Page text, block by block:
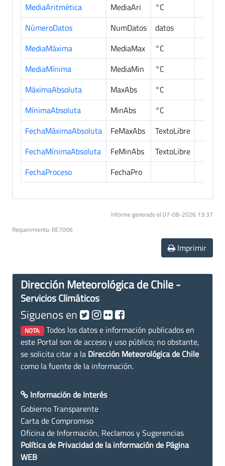
MediaAritmética
MediaAri
°C
NúmeroDatos
NumDatos
datos
MediaMáxima
MediaMax
°C
MediaMínima
MediaMin
°C
MáximaAbsoluta
MaxAbs
°C
MínimaAbsoluta
MinAbs
°C
FechaMáximaAbsoluta
FeMaxAbs
TextoLibre
FechaMínimaAbsoluta
FeMinAbs
TextoLibre
FechaProceso
FechaPro
Informe generado el 07-08-2026 13:37
Requerimiento: RE7006
Imprimir
Dirección Meteorológica de Chile -
Servicios Climáticos
Siguenos en
NOTA: Todos los datos e información publicados en
este Portal son de acceso y uso público; no obstante,
se solicita citar a la Dirección Meteorológica de Chile
como la fuente de la información.
Información de Interés
Gobierno Transparente
Carta de Compromiso
Oficina de Información, Reclamos y Sugerencias
Política de Privacidad de la información de Página
WEB